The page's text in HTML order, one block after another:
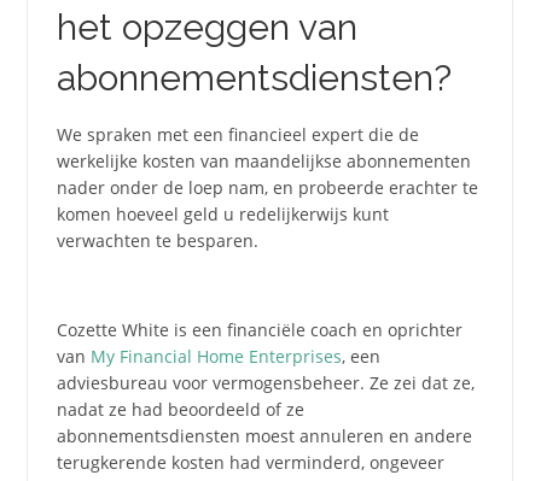
het opzeggen van
abonnementsdiensten?
We spraken met een financieel expert die de
werkelijke kosten van maandelijkse abonnementen
nader onder de loep nam, en probeerde erachter te
komen hoeveel geld u redelijkerwijs kunt
verwachten te besparen.
Cozette White is een financiële coach en oprichter
van My Financial Home Enterprises, een
adviesbureau voor vermogensbeheer. Ze zei dat ze,
nadat ze had beoordeeld of ze
abonnementsdiensten moest annuleren en andere
terugkerende kosten had verminderd, ongeveer